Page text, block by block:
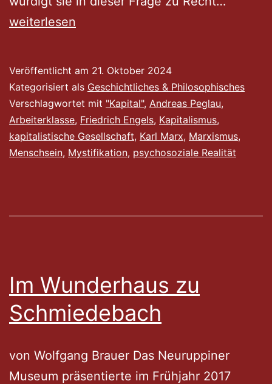
Marx
die
weiterlesen
Veröffentlicht am 21. Oktober 2024
Kategorisiert als Geschichtliches & Philosophisches
Verschlagwortet mit "Kapital", Andreas Peglau,
Arbeiterklasse, Friedrich Engels, Kapitalismus,
kapitalistische Gesellschaft, Karl Marx, Marxismus,
Menschsein, Mystifikation, psychosoziale Realität
Im Wunderhaus zu
Schmiedebach
von Wolfgang Brauer Das Neuruppiner
Museum präsentierte im Frühjahr 2017